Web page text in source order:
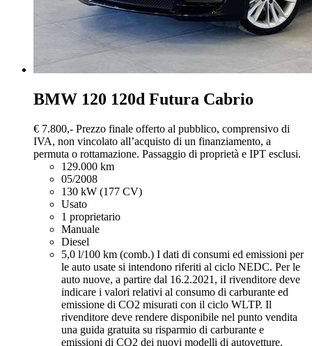
BMW 120 120d Futura Cabrio
€ 7.800,- Prezzo finale offerto al pubblico, comprensivo di
IVA, non vincolato all’acquisto di un finanziamento, a
permuta o rottamazione. Passaggio di proprietà e IPT esclusi.
129.000 km
05/2008
130 kW (177 CV)
Usato
1 proprietario
Manuale
Diesel
5,0 l/100 km (comb.) I dati di consumi ed emissioni per
le auto usate si intendono riferiti al ciclo NEDC. Per le
auto nuove, a partire dal 16.2.2021, iI rivenditore deve
indicare i valori relativi al consumo di carburante ed
emissione di CO2 misurati con il ciclo WLTP. Il
rivenditore deve rendere disponibile nel punto vendita
una guida gratuita su risparmio di carburante e
emissioni di CO2 dei nuovi modelli di autovetture.